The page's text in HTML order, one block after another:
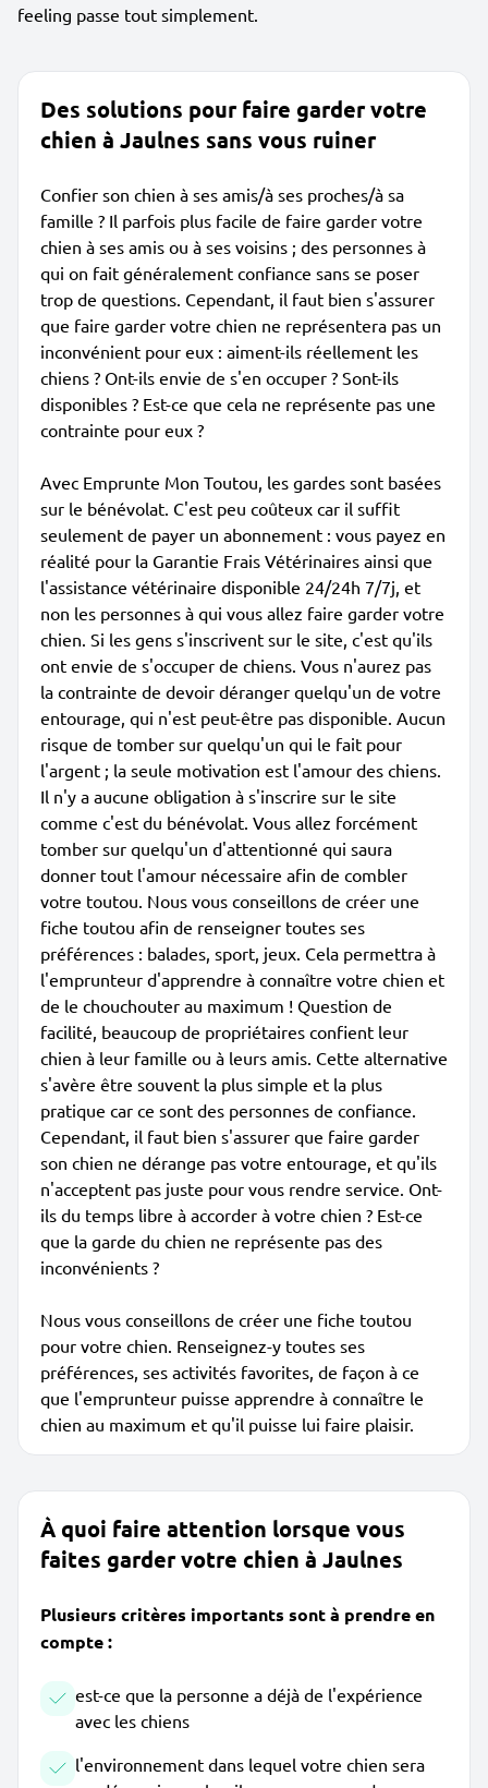
feeling passe tout simplement.
Des solutions pour faire garder votre
chien à Jaulnes sans vous ruiner
Confier son chien à ses amis/à ses proches/à sa
famille ? Il parfois plus facile de faire garder votre
chien à ses amis ou à ses voisins ; des personnes à
qui on fait généralement confiance sans se poser
trop de questions. Cependant, il faut bien s'assurer
que faire garder votre chien ne représentera pas un
inconvénient pour eux : aiment-ils réellement les
chiens ? Ont-ils envie de s'en occuper ? Sont-ils
disponibles ? Est-ce que cela ne représente pas une
contrainte pour eux ?
Avec Emprunte Mon Toutou, les gardes sont basées
sur le bénévolat. C'est peu coûteux car il suffit
seulement de payer un abonnement : vous payez en
réalité pour la Garantie Frais Vétérinaires ainsi que
l'assistance vétérinaire disponible 24/24h 7/7j, et
non les personnes à qui vous allez faire garder votre
chien. Si les gens s'inscrivent sur le site, c'est qu'ils
ont envie de s'occuper de chiens. Vous n'aurez pas
la contrainte de devoir déranger quelqu'un de votre
entourage, qui n'est peut-être pas disponible. Aucun
risque de tomber sur quelqu'un qui le fait pour
l'argent ; la seule motivation est l'amour des chiens.
Il n'y a aucune obligation à s'inscrire sur le site
comme c'est du bénévolat. Vous allez forcément
tomber sur quelqu'un d'attentionné qui saura
donner tout l'amour nécessaire afin de combler
votre toutou. Nous vous conseillons de créer une
fiche toutou afin de renseigner toutes ses
préférences : balades, sport, jeux. Cela permettra à
l'emprunteur d'apprendre à connaître votre chien et
de le chouchouter au maximum ! Question de
facilité, beaucoup de propriétaires confient leur
chien à leur famille ou à leurs amis. Cette alternative
s'avère être souvent la plus simple et la plus
pratique car ce sont des personnes de confiance.
Cependant, il faut bien s'assurer que faire garder
son chien ne dérange pas votre entourage, et qu'ils
n'acceptent pas juste pour vous rendre service. Ont-
ils du temps libre à accorder à votre chien ? Est-ce
que la garde du chien ne représente pas des
inconvénients ?
Nous vous conseillons de créer une fiche toutou
pour votre chien. Renseignez-y toutes ses
préférences, ses activités favorites, de façon à ce
que l'emprunteur puisse apprendre à connaître le
chien au maximum et qu'il puisse lui faire plaisir.
À quoi faire attention lorsque vous
faites garder votre chien à Jaulnes
Plusieurs critères importants sont à prendre en
compte :
est-ce que la personne a déjà de l'expérience
avec les chiens
l'environnement dans lequel votre chien sera